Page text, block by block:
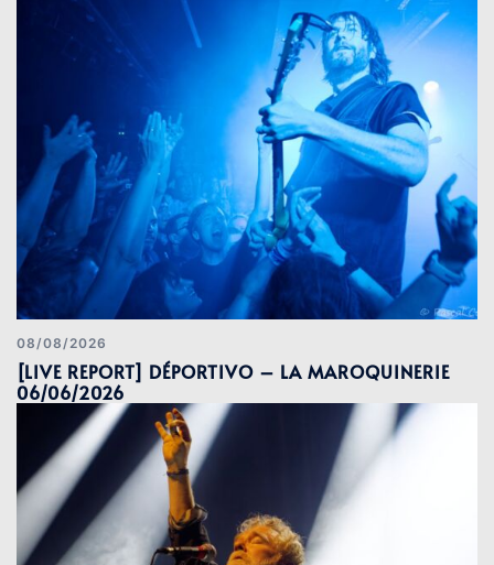
08/08/2026
[LIVE REPORT] DÉPORTIVO – LA MAROQUINERIE
06/06/2026